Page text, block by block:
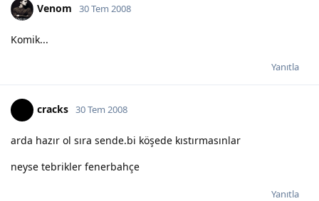
Venom 30 Tem 2008
Komik...
Yanıtla
cracks 30 Tem 2008
arda hazır ol sıra sende.bi köşede kıstırmasınlar
neyse tebrikler fenerbahçe
Yanıtla